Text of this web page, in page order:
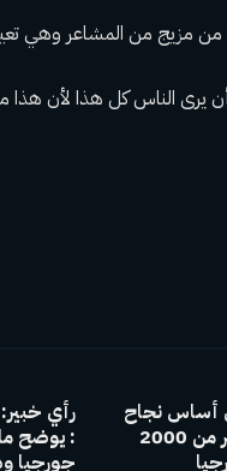
من مزيج من المشاعر وهي
أن يرى الناس كل هذا لأن
أساس نجاح
أي محتوى سياحي.. وأكثر من 2000
: يوضح
جورجيا